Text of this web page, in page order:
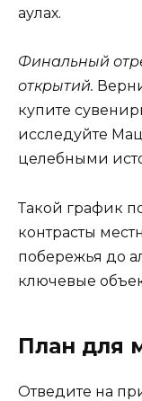
аулах.
Финальный
открытий.
купите
исследуйте
целебными
Такой график
контрасты
побережья до
ключевые
План для
Отведите на